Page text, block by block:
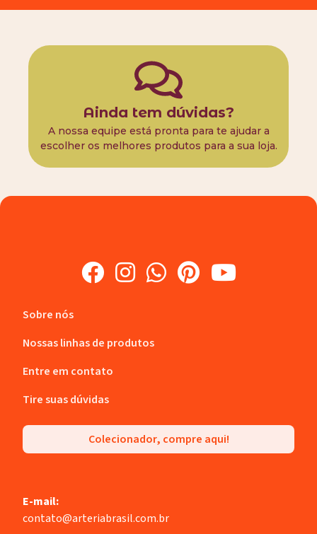
Ainda tem dúvidas?
A nossa equipe está pronta para te ajudar a
escolher os melhores produtos para a sua loja.
Sobre nós
Nossas linhas de produtos
Entre em contato
Tire suas dúvidas
Colecionador, compre aqui!
E-mail:
contato@arteriabrasil.com.br